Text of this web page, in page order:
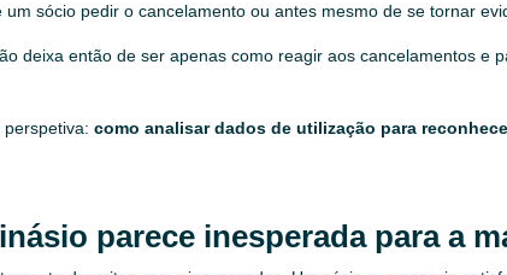
sócio pedir o cancelamento ou antes mesmo de se tornar
deixa então de ser apenas como reagir aos cancelamentos e
perspetiva:como analisar dados de utilização para
parece inesperada para a